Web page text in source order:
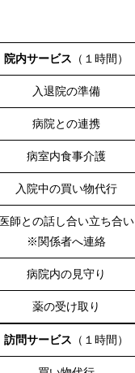
院内サービス （１時間）
入退院の準備
病院との連携
病室内食事介護
入院中の買い物代行
医師との話し合い立ち合い
※関係者へ連絡
病院内の見守り
薬の受け取り
訪問サービス （１時間）